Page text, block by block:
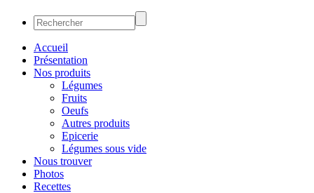
Accueil
Présentation
Nos produits
Légumes
Fruits
Oeufs
Autres produits
Epicerie
Légumes sous vide
Nous trouver
Photos
Recettes